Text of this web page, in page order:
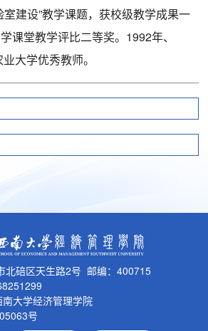
建设”教学课题，获校级教学成果一
课堂教学评比二等奖。1992年、
大学优秀教师。
北碚区天生路2号 邮编：400715
大学经济管理学院
号